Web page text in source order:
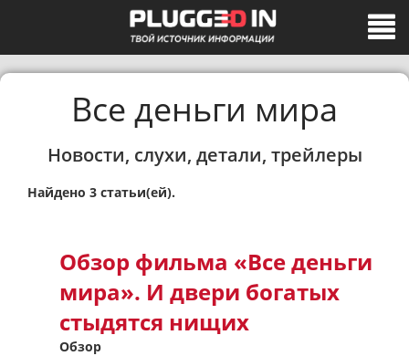
Все деньги мира
Новости, слухи, детали, трейлеры
Найдено 3 статьи(ей).
Обзор фильма «Все деньги
мира». И двери богатых
стыдятся нищих
Обзор